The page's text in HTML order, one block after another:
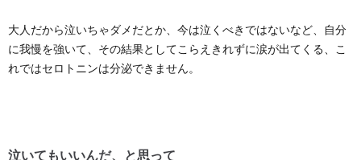
大人だから泣いちゃダメだとか、今は泣くべきではないなど、自分
に我慢を強いて、その結果としてこらえきれずに涙が出てくる、こ
れではセロトニンは分泌できません。
泣いてもいいんだ、と思って